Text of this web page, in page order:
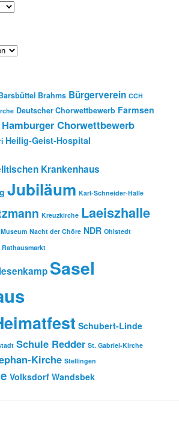
Brahms Bürgerverein CCH
Deutscher Chorwettbewerb Farmsen
Hamburger Chorwettbewerb
Heilig-Geist-Hospital
Krankenhaus
Jubiläum Karl-Schneider-Halle
Kreuzkirche Laeiszhalle
Museum Nacht der Chöre NDR Ohlstedt
Rathausmarkt
Sasel
Schubert-Linde
Schule Redder St. Gabriel-Kirche
Kirche Stellingen
Volksdorf Wandsbek